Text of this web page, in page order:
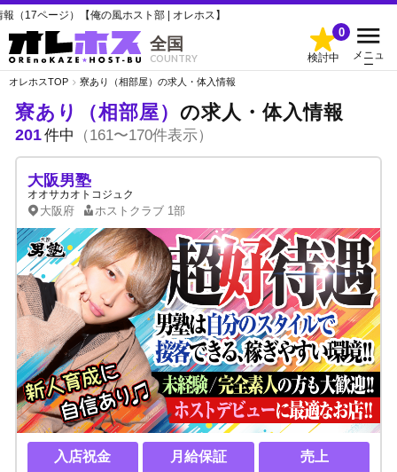
【俺の風ホスト部 | オレホス】
全国
COUNTRY 検討中
0
メニュ
ー
オレホスTOP 寮あり（相部屋）の求人・体入情報
寮あり（相部屋） の求人・体入情報
201件中 （161〜170件表示）
大阪男塾
オオサカオトコジュク
大阪府 ホストクラブ 1部
入店祝金 月給保証 売上